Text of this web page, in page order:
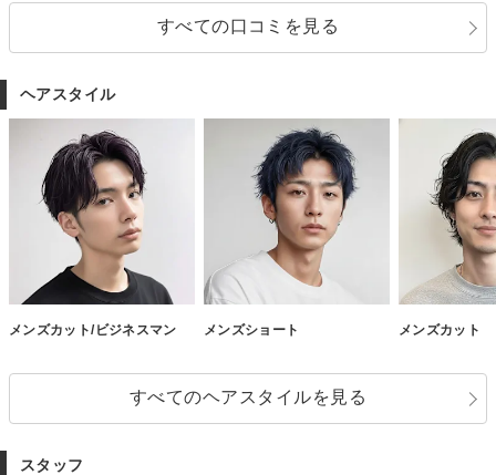
すべての口コミを見る
ヘアスタイル
メンズカット/ビジネスマン メンズショート メンズカット
すべてのヘアスタイルを見る
スタッフ